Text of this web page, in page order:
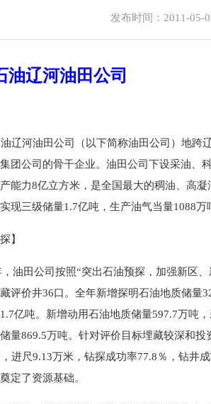
发布时间：2011-05-
油辽河油田公司
辽河油田公司（以下简称油田公司）地跨
团公司的骨干企业。油田公司下设采油、
能力8亿立方米，是全国最大的稠油、高
现三级储量1.7亿吨，生产油气当量1088
】
油田公司按照“突出石油预探，加强新区
评价井36口。全年新增探明石油地质储量
亿吨。新增动用石油地质储量597.7万吨
量869.5万吨。针对评价目标埋藏较深和
进尺9.13万米，钻探成功率77.8％，钻井
定了资源基础。